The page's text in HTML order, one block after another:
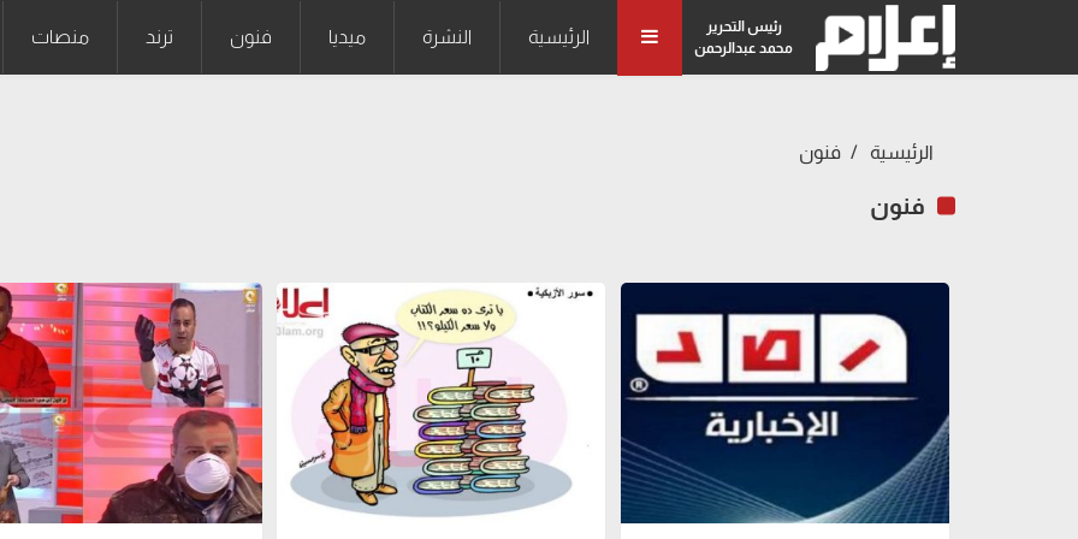
رئيس التحرير
محمد عبدالرحمن
الرئيسية النشرة ميديا فنون ترند منصات
الرئيسية فنون
فنون